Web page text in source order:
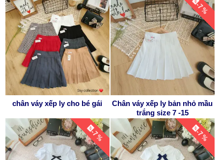
chân váy xếp ly cho bé gái
-7 %
Chân váy xếp ly bản nhỏ mầu
trắng size 7 -15
-7 % -7 %